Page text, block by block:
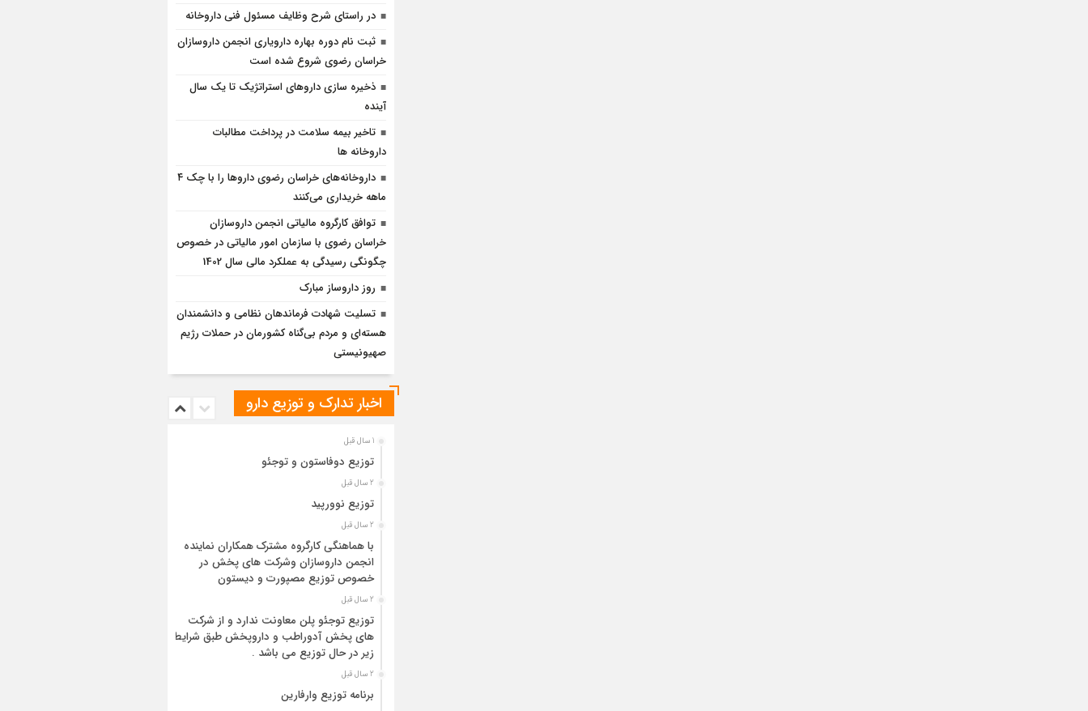
در راستای شرح وظایف مسئول فنی داروخانه
ثبت نام دوره بهاره دارویاری انجمن داروسازان
خراسان رضوی شروع شده است
ذخیره سازی داروهای استراتژیک تا یک سال
آینده
تاخیر بیمه سلامت در پرداخت مطالبات
داروخانه ها
داروخانه‌های خراسان رضوی داروها را با چک ۴
ماهه خریداری می‌کنند
توافق کارگروه مالیاتی انجمن داروسازان
خراسان رضوی با سازمان امور مالیاتی در خصوص
چگونگی رسیدگی به عملکرد مالی سال 1402
روز داروساز مبارک
تسلیت شهادت فرماندهان نظامی و دانشمندان
هسته‌ای و مردم بی‌گناه کشورمان در حملات رژیم
صهیونیستی
اخبار تدارک و توزیع دارو
1 سال قبل
توزیع دوفاستون و توجئو
2 سال قبل
توزیع نوورپید
2 سال قبل
با هماهنگی کارگروه مشترک همکاران نماینده
انجمن داروسازان و‌شرکت های پخش در
خصوص توزیع مصپورت و دیستون
2 سال قبل
توزیع توجئو پلن معاونت ندارد و از شرکت
های پخش آدوراطب و داروپخش طبق شرایط
زیر در حال توزیع می باشد .
2 سال قبل
برنامه توزیع وارفارین